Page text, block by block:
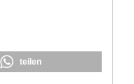
teilen